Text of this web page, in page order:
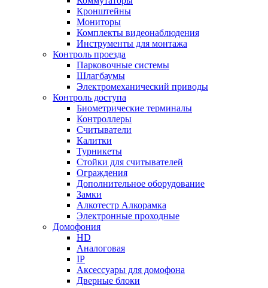
Кронштейны
Мониторы
Комплекты видеонаблюдения
Инструменты для монтажа
Контроль проезда
Парковочные системы
Шлагбаумы
Электромеханический приводы
Контроль доступа
Биометрические терминалы
Контроллеры
Считыватели
Калитки
Турникеты
Стойки для считывателей
Ограждения
Дополнительное оборудование
Замки
Алкотестр Алкорамка
Электронные проходные
Домофония
HD
Аналоговая
IP
Аксессуары для домофона
Дверные блоки